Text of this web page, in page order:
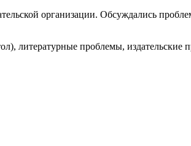
организации. Обсуждались
литературные проблемы,